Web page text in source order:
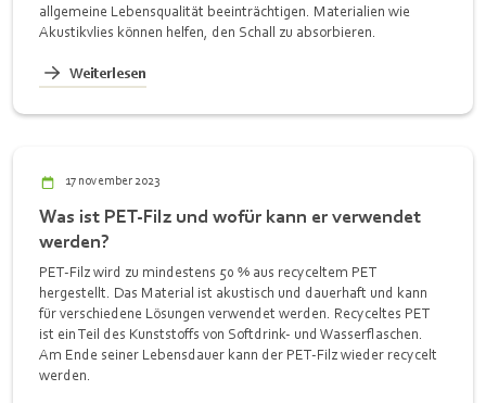
allgemeine Lebensqualität beeinträchtigen. Materialien wie
Akustikvlies können helfen, den Schall zu absorbieren.
Weiterlesen
17 november 2023
Was ist PET-Filz und wofür kann er verwendet
werden?
PET-Filz wird zu mindestens 50 % aus recyceltem PET
hergestellt. Das Material ist akustisch und dauerhaft und kann
für verschiedene Lösungen verwendet werden. Recyceltes PET
ist ein Teil des Kunststoffs von Softdrink- und Wasserflaschen.
Am Ende seiner Lebensdauer kann der PET-Filz wieder recycelt
werden.